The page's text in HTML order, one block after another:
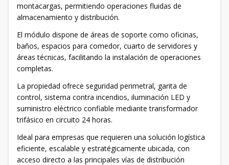
montacargas, permitiendo operaciones fluidas de
almacenamiento y distribución.
El módulo dispone de áreas de soporte como oficinas,
baños, espacios para comedor, cuarto de servidores y
áreas técnicas, facilitando la instalación de operaciones
completas.
La propiedad ofrece seguridad perimetral, garita de
control, sistema contra incendios, iluminación LED y
suministro eléctrico confiable mediante transformador
trifásico en circuito 24 horas.
Ideal para empresas que requieren una solución logística
eficiente, escalable y estratégicamente ubicada, con
acceso directo a las principales vías de distribución